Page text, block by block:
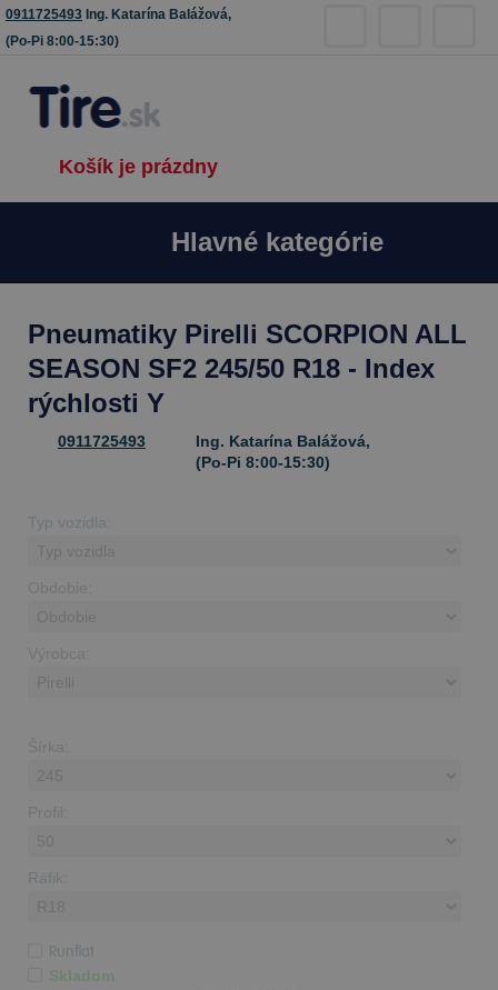
0911725493 Ing. Katarína Balážová,
(Po-Pi 8:00-15:30)
Košík je prázdny
Hlavné kategórie
Pneumatiky Pirelli SCORPION ALL
SEASON SF2 245/50 R18 - Index
rýchlosti Y
0911725493
Ing. Katarína Balážová,
(Po-Pi 8:00-15:30)
Typ vozidla:
Obdobie:
Výrobca:
Šírka:
Profil:
Ráfik:
Runflat
Skladom